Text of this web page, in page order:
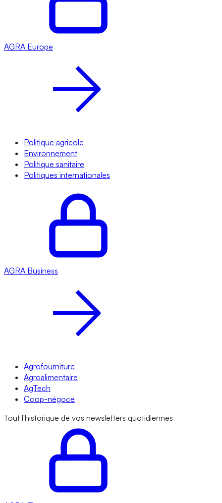
AGRA Europe
Politique agricole
Environnement
Politique sanitaire
Politiques internationales
AGRA Business
Agrofourniture
Agroalimentaire
AgTech
Coop-négoce
Tout l'historique de vos newsletters quotidiennes